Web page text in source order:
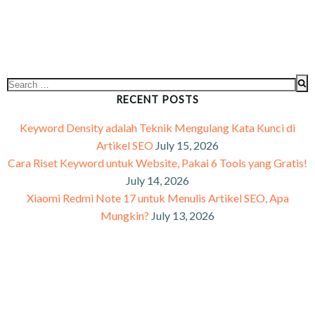
RECENT POSTS
Keyword Density adalah Teknik Mengulang Kata Kunci di
Artikel SEO July 15, 2026
Cara Riset Keyword untuk Website, Pakai 6 Tools yang Gratis!
July 14, 2026
Xiaomi Redmi Note 17 untuk Menulis Artikel SEO, Apa
Mungkin? July 13, 2026